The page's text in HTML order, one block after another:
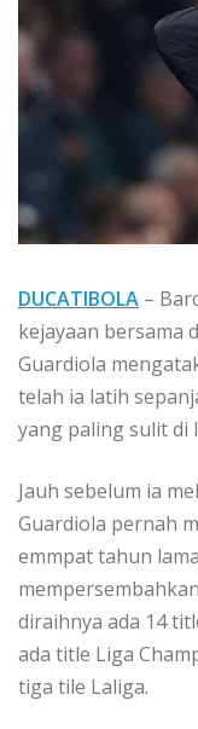
DUCATIBOLA –
kejayaan bersama
Guardiola
telah ia latih
yang paling sulit di
Jauh sebelum ia
Guardiola pernah
emmpat tahun
diraihnya ada 14
ada title Liga
tiga tile Laliga.